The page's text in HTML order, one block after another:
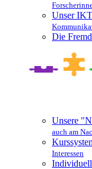
Unser
Die
Unsere
auch am
Interessen